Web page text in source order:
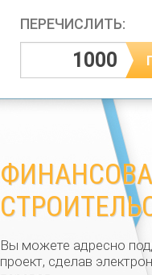
ПЕРЕЧИСЛИТЬ:
Вы можете адресно
проект, сделав